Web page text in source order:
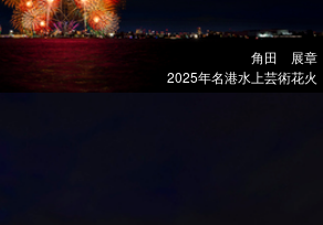
角田 展章
2025年名港水上芸術花火